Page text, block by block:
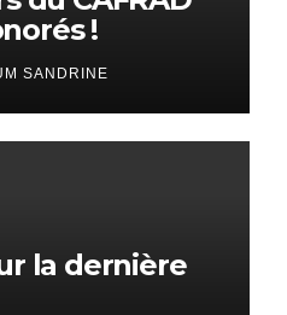
!
SANDRINE
la dernière